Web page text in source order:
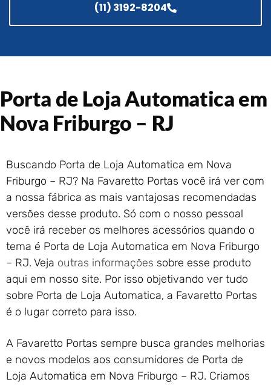
Portão de Garagem de
Enrolar em São João de
Enrolar em Rio das Ostras –
RJ
Portão de Garagem de
Enrolar em Petrópolis – RJ
Portão de Garagem de
Enrolar em Paraty – RJ
Portão de Garagem de
Enrolar em Nova Iguaçu – RJ
Portão de Garagem de
Enrolar em Nova Friburgo –
RJ
(11) 3192-8204
Porta de Loja Automatica em
Nova Friburgo – RJ
Buscando Porta de Loja Automatica em Nova
Friburgo – RJ? Na Favaretto Portas você irá ver com
a nossa fábrica as mais vantajosas recomendadas
versões desse produto. Só com o nosso pessoal
você irá receber os melhores acessórios quando o
tema é Porta de Loja Automatica em Nova Friburgo
– RJ. Veja outras informações sobre esse produto
aqui em nosso site. Por isso objetivando ver tudo
sobre Porta de Loja Automatica, a Favaretto Portas
é o lugar correto para isso.
A Favaretto Portas sempre busca grandes melhorias
e novos modelos aos consumidores de Porta de
Loja Automatica em Nova Friburgo – RJ. Criamos